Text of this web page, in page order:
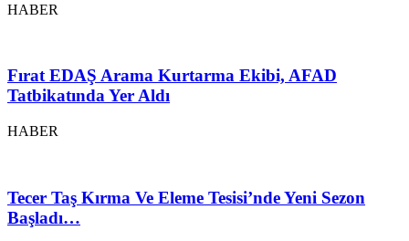
HABER
Fırat EDAŞ Arama Kurtarma Ekibi, AFAD
Tatbikatında Yer Aldı
HABER
Tecer Taş Kırma Ve Eleme Tesisi’nde Yeni Sezon
Başladı…